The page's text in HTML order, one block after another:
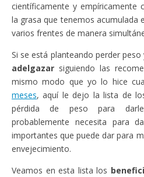
científicamente y empíricamente
la grasa que tenemos acumulada
varios frentes de manera
Si se está planteando perder
adelgazar siguiendo las
mismo modo que yo lo hice
meses, aquí le dejo la lista de
pérdida de peso para
probablemente necesita para
importantes que puede dar para
envejecimiento.
Veamos en esta lista los